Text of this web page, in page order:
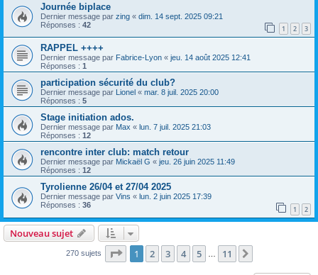
Journée biplace
Dernier message par zing « dim. 14 sept. 2025 09:21
Réponses : 42 1 2 3
RAPPEL ++++
Dernier message par Fabrice-Lyon « jeu. 14 août 2025 12:41
Réponses : 1
participation sécurité du club?
Dernier message par Lionel « mar. 8 juil. 2025 20:00
Réponses : 5
Stage initiation ados.
Dernier message par Max « lun. 7 juil. 2025 21:03
Réponses : 12
rencontre inter club: match retour
Dernier message par Mickaël G « jeu. 26 juin 2025 11:49
Réponses : 12
Tyrolienne 26/04 et 27/04 2025
Dernier message par Vins « lun. 2 juin 2025 17:39
Réponses : 36 1 2
Nouveau sujet
270 sujets Page 1sur11
1 2 3 4 5 11